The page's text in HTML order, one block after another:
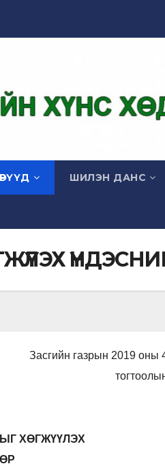
ШИЛЭН ДАНС
Засгийн газрын 2019 оны
ХӨГЖҮҮЛЭХ